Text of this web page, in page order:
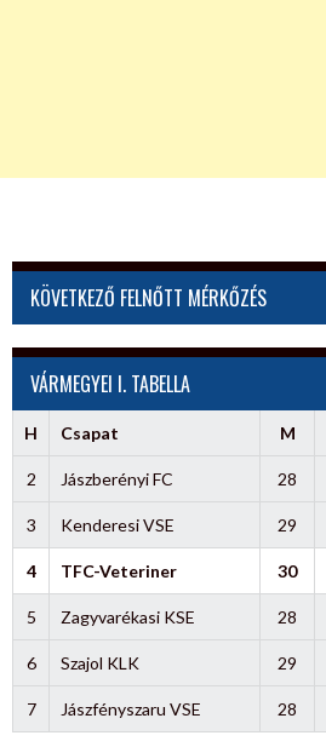
KÖVETKEZŐ FELNŐTT MÉRKŐZÉS
VÁRMEGYEI I. TABELLA
H Csapat M
2 Jászberényi FC 28
3 Kenderesi VSE 29
4 TFC-Veteriner 30
5 Zagyvarékasi KSE 28
6 Szajol KLK 29
7 Jászfényszaru VSE 28